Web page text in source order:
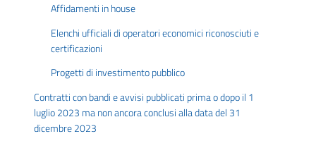
Affidamenti in house
Elenchi ufficiali di operatori economici riconosciuti e
certificazioni
Progetti di investimento pubblico
Contratti con bandi e avvisi pubblicati prima o dopo il 1
luglio 2023 ma non ancora conclusi alla data del 31
dicembre 2023